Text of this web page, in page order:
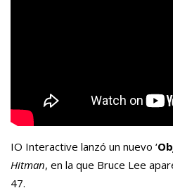
IO Interactive lanzó un nuevo ‘
Hitman, en la que Bruce Lee
47.